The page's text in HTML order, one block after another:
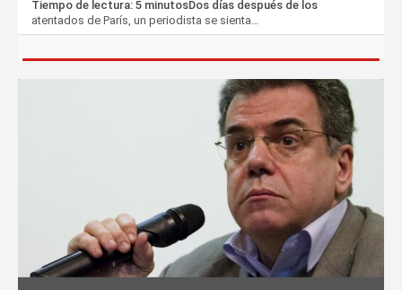
Tiempo de lectura: 5 minutosDos días después de los
atentados de París, un periodista se sienta…